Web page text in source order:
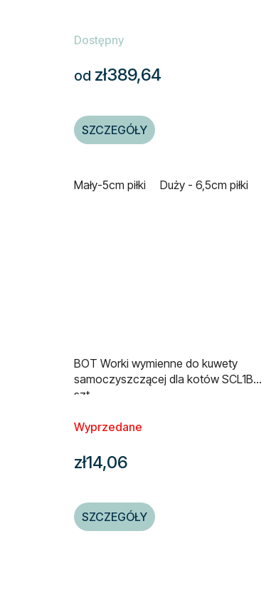
Dostępny
od zł389,64
SZCZEGÓŁY
Mały-5cm piłki Duży - 6,5cm piłki
BOT Worki wymienne do kuwety
samoczyszczącej dla kotów SCL1B 3
szt.
Wyprzedane
zł14,06
SZCZEGÓŁY